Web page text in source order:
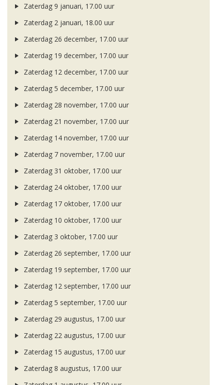
Zaterdag 9 januari, 17.00 uur
Zaterdag 2 januari, 18.00 uur
Zaterdag 26 december, 17.00 uur
Zaterdag 19 december, 17.00 uur
Zaterdag 12 december, 17.00 uur
Zaterdag 5 december, 17.00 uur
Zaterdag 28 november, 17.00 uur
Zaterdag 21 november, 17.00 uur
Zaterdag 14 november, 17.00 uur
Zaterdag 7 november, 17.00 uur
Zaterdag 31 oktober, 17.00 uur
Zaterdag 24 oktober, 17.00 uur
Zaterdag 17 oktober, 17.00 uur
Zaterdag 10 oktober, 17.00 uur
Zaterdag 3 oktober, 17.00 uur
Zaterdag 26 september, 17.00 uur
Zaterdag 19 september, 17.00 uur
Zaterdag 12 september, 17.00 uur
Zaterdag 5 september, 17.00 uur
Zaterdag 29 augustus, 17.00 uur
Zaterdag 22 augustus, 17.00 uur
Zaterdag 15 augustus, 17.00 uur
Zaterdag 8 augustus, 17.00 uur